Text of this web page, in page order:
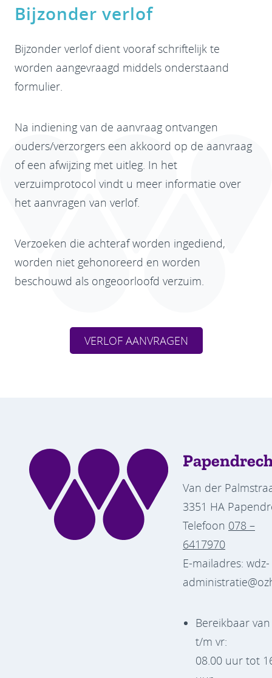
Bijzonder verlof
Bijzonder verlof dient vooraf schriftelijk te
worden aangevraagd middels onderstaand
formulier.
Na indiening van de aanvraag ontvangen
ouders/verzorgers een akkoord op de aanvraag
of een afwijzing met uitleg. In het
verzuimprotocol vindt u meer informatie over
het aanvragen van verlof.
Verzoeken die achteraf worden ingediend,
worden niet gehonoreerd en worden
beschouwd als ongeoorloofd verzuim.
VERLOF AANVRAGEN
Van der
3351 HA
Telefoon 078 –
6417970
E-mailadres: wdz-
Bereikbaar
t/m vr:
08.00 uur tot